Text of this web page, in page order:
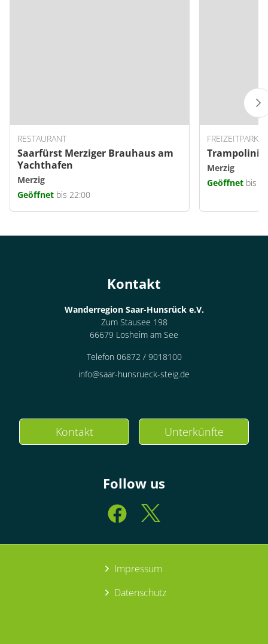
RESTAURANT
Saarfürst Merziger Brauhaus am
Yachthafen
Merzig
Geöffnet bis 22:00
FREIZEITPARK
Trampolini
Merzig
Geöffnet bis
Kontakt
Wanderregion Saar-Hunsrück e.V.
Zum Stausee 198
66679 Losheim am See
Telefon 06872 / 9018100
info@saar-hunsrueck-steig.de
Kontakt Unterkünfte
Follow us
Impressum
Datenschutz